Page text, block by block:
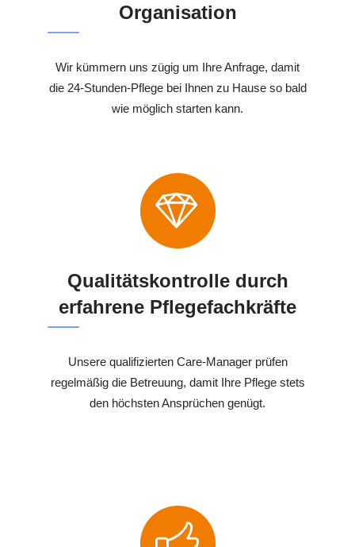
Organisation
Wir kümmern uns zügig um Ihre Anfrage, damit
die 24-Stunden-Pflege bei Ihnen zu Hause so bald
wie möglich starten kann.
Qualitätskontrolle durch
erfahrene Pflegefachkräfte
Unsere qualifizierten Care-Manager prüfen
regelmäßig die Betreuung, damit Ihre Pflege stets
den höchsten Ansprüchen genügt.